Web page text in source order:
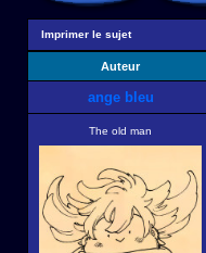
Imprimer le sujet
Auteur
ange bleu
The old man